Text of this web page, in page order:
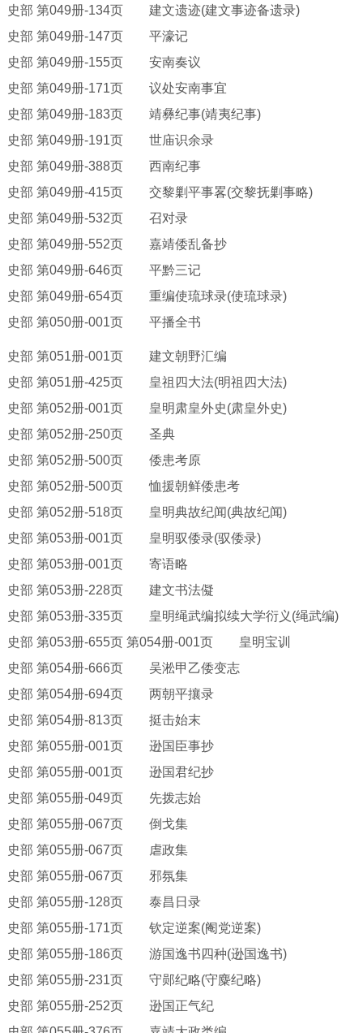
史部 第049册-134页 建文遗迹(建文事迹备遗录)
史部 第049册-147页 平濠记
史部 第049册-155页 安南奏议
史部 第049册-171页 议处安南事宜
史部 第049册-183页 靖彝纪事(靖夷纪事)
史部 第049册-191页 世庙识余录
史部 第049册-388页 西南纪事
史部 第049册-415页 交黎剿平事畧(交黎抚剿事略)
史部 第049册-532页 召对录
史部 第049册-552页 嘉靖倭乱备抄
史部 第049册-646页 平黔三记
史部 第049册-654页 重编使琉球录(使琉球录)
史部 第050册-001页 平播全书
史部 第051册-001页 建文朝野汇编
史部 第051册-425页 皇祖四大法(明祖四大法)
史部 第052册-001页 皇明肃皇外史(肃皇外史)
史部 第052册-250页 圣典
史部 第052册-500页 倭患考原
史部 第052册-500页 恤援朝鲜倭患考
史部 第052册-518页 皇明典故纪闻(典故纪闻)
史部 第053册-001页 皇明驭倭录(驭倭录)
史部 第053册-001页 寄语略
史部 第053册-228页 建文书法儗
史部 第053册-335页 皇明绳武编拟续大学衍义(绳武编)
史部 第053册-655页 第054册-001页 皇明宝训
史部 第054册-666页 吴淞甲乙倭变志
史部 第054册-694页 两朝平攘录
史部 第054册-813页 挺击始末
史部 第055册-001页 逊国臣事抄
史部 第055册-001页 逊国君纪抄
史部 第055册-049页 先拨志始
史部 第055册-067页 倒戈集
史部 第055册-067页 虐政集
史部 第055册-067页 邪氛集
史部 第055册-128页 泰昌日录
史部 第055册-171页 钦定逆案(阉党逆案)
史部 第055册-186页 游国逸书四种(逊国逸书)
史部 第055册-231页 守郧纪略(守麋纪略)
史部 第055册-252页 逊国正气纪